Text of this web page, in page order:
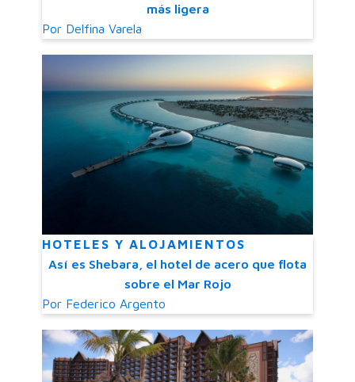
más ligera
Por Delfina Varela
HOTELES Y ALOJAMIENTOS
Así es Shebara, el hotel de acero que flota
sobre el Mar Rojo
Por Federico Argento